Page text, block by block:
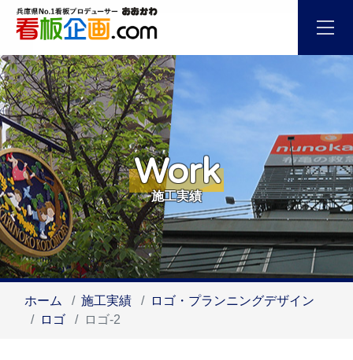
Work
施工実績
ホーム 施工実績
ロゴ・プランニングデザイン
ロゴ
ロゴ-2